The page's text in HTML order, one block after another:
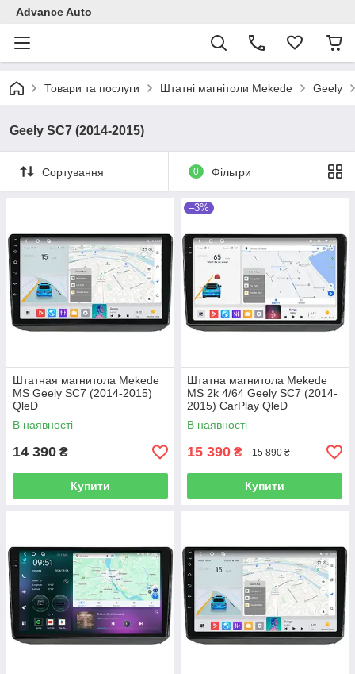
Advance Auto
Товари та послуги Штатні магнітоли Mekede Geely
Geely SC7 (2014-2015)
Сортування 0 Фільтри
Штатная магнитола Mekede
MS Geely SC7 (2014-2015)
QleD
В наявності
14 390 ₴
Купити
–3%
Штатна магнитола Mekede
MS 2k 4/64 Geely SC7 (2014-
2015) CarPlay QleD
В наявності
15 390 ₴ 15 890 ₴
Купити